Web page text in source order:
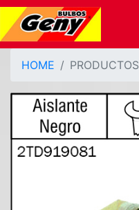
HOME PRODUCTOS